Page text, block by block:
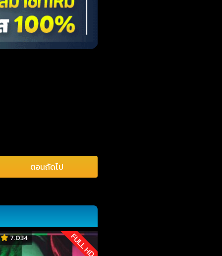
ตอนถัดไป
7.034 FULL HD